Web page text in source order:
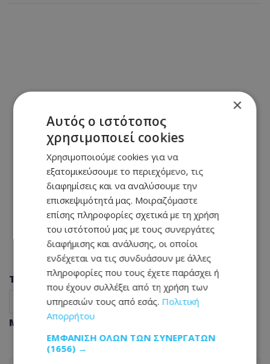
Tags
ΗΠΑ Δορυφόρο Διεθνή
Μοιράσου αυτό το άρθρο
×
Αυτός ο ιστότοπος
χρησιμοποιεί cookies
Χρησιμοποιούμε cookies για να
εξατομικεύσουμε το περιεχόμενο, τις
διαφημίσεις και να αναλύσουμε την
επισκεψιμότητά μας. Μοιραζόμαστε
επίσης πληροφορίες σχετικά με τη χρήση
του ιστότοπού μας με τους συνεργάτες
διαφήμισης και ανάλυσης, οι οποίοι
ενδέχεται να τις συνδυάσουν με άλλες
πληροφορίες που τους έχετε παράσχει ή
που έχουν συλλέξει από τη χρήση των
υπηρεσιών τους από εσάς. Πολιτική
Απορρήτου
ΕΜΦΆΝΙΣΗ ΌΛΩΝ ΤΩΝ ΣΥΝΕΡΓΑΤΏΝ
(1656) →